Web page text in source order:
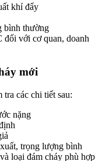
khí đẩy
bình thường
đối với cơ quan, doanh
mới
các chi tiết sau:
nặng
trọng lượng bình
loại đám cháy phù hợp